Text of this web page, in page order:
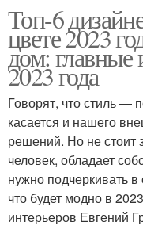
Топ-6
цвете 2023
дом: главные
2023 года
Говорят, что стиль —
касается и нашего
решений. Но не стоит
человек, обладает
нужно подчеркивать
что будет модно в
интерьеров Евгений